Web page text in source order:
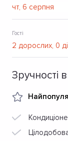
Гості
Зручності